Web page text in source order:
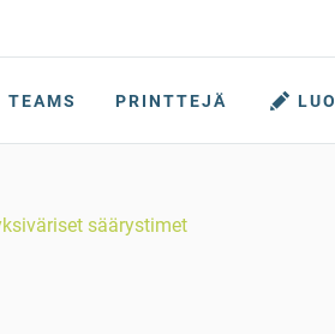
TEAMS PRINTTEJÄ LUO
säärystimet